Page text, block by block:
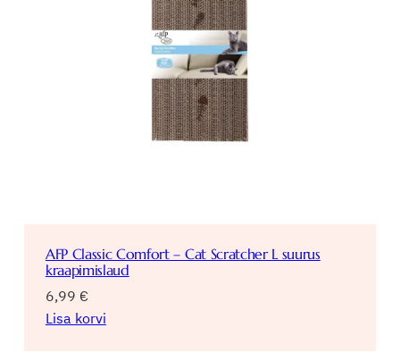
AFP Classic Comfort – Cat Scratcher L suurus
kraapimislaud
6,99 €
Lisa korvi